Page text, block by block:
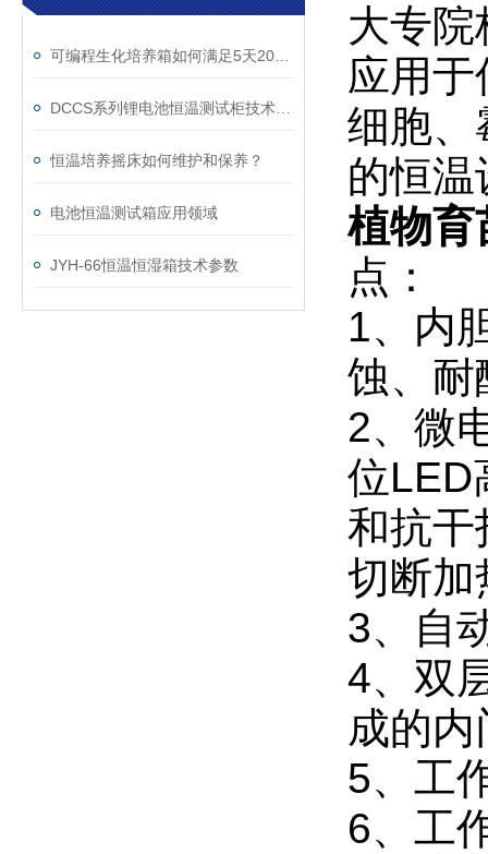
恒温培养摇床如何维护和保养？
电池恒温测试箱应用领域
JYH-66恒温恒湿箱技术参数
大专
应用
细胞、
的恒温
植物育
点：
1、内
蚀、耐
2、微
位LED
和抗干
切断加
3、自
4、双
成的
5、工
6、工